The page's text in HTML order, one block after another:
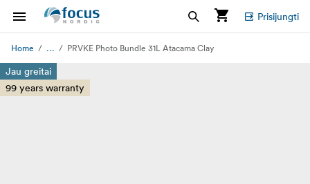
Prisijungti
Home ... PRVKE Photo Bundle 31L Atacama Clay
Jau greitai
99 years warranty